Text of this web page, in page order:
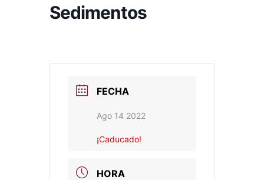
Sedimentos
FECHA
Ago 14 2022
¡Caducado!
HORA